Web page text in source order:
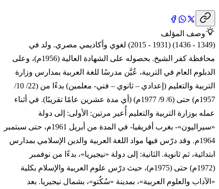
وصف المؤلف
(1349 - 1436) (1931 - 2015) لغوي وأكاديمي مصري. ولد في
محافظة كفر الشيخ. بحصوله على الشهادة العالية (1956م)، وعلى
الدبلوم العام في التربية، عُيَّن مدرسًا للغة العربية بمدارس وزارة
التربية والتعليم (إعدادي – ثانوي – فني- معلمين) بدءًا من (22/ 10/
1957م) حتى (6/ 9/ 1977م) (أي مدة عشرين عامًا تقريبًا). في أثناء
عمله بوزارة التربية والتعليم أُعير مرتين: الأولى: إلى دولة
«سيراليون»- بغرب أفريقيا- في المدة من أبريل 1961م، حتى سبتمبر
1964م. وقد درّس فيها مواد اللغة العربية والدين الإسلامي بمدارس
ابتدائية، ثم ثانوية. الثانية: إلى دولة «نيجيريا»، بدءًا من نوفمبر
(1972م) حتى (1975م)، حيث درّس علوم العربية والإسلام بكلية
«الآداب والعلوم العربية»، بمدينة «سُكُتو»، بشمال نيجيريا. بعد